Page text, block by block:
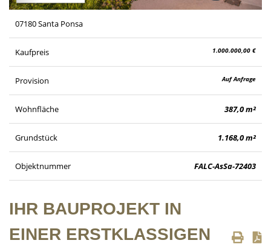
07180 Santa Ponsa
Kaufpreis 1.000.000,00 €
Provision Auf Anfrage
Wohnfläche 387,0 m²
Grundstück 1.168,0 m²
Objektnummer FALC-AsSa-72403
IHR BAUPROJEKT IN
EINER ERSTKLASSIGEN